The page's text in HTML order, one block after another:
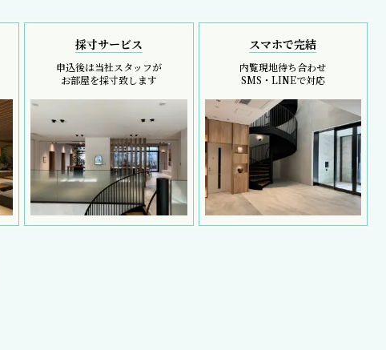
採寸サービス
申込後は当社スタッフが
お部屋を採寸致します
スマホで完結
内覧現地待ち合わせ
SMS・LINEで対応